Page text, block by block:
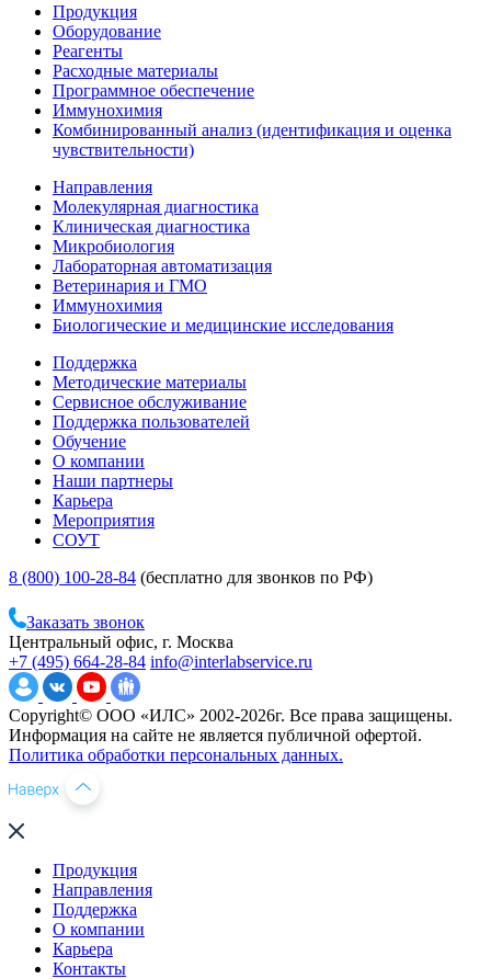
Продукция
Оборудование
Реагенты
Расходные материалы
Программное обеспечение
Иммунохимия
Комбинированный анализ (идентификация и оценка
чувствительности)
Направления
Молекулярная диагностика
Клиническая диагностика
Микробиология
Лабораторная автоматизация
Ветеринария и ГМО
Иммунохимия
Биологические и медицинские исследования
Поддержка
Методические материалы
Сервисное обслуживание
Поддержка пользователей
Обучение
О компании
Наши партнеры
Карьера
Мероприятия
СОУТ
8 (800) 100-28-84 (бесплатно для звонков по РФ)
Заказать звонок
Центральный офис, г. Москва
+7 (495) 664-28-84 info@interlabservice.ru
Copyright© ООО «ИЛС» 2002-2026г. Все права защищены.
Информация на сайте не является публичной офертой.
Политика обработки персональных данных.
Продукция
Направления
Поддержка
О компании
Карьера
Контакты